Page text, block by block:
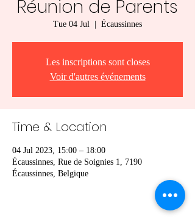
Réunion de Parents
Tue 04 Jul Écaussinnes
Les inscriptions sont closes
Voir d'autres événements
Time & Location
04 Jul 2023, 15:00 – 18:00
Écaussinnes, Rue de Soignies 1, 7190
Écaussinnes, Belgique